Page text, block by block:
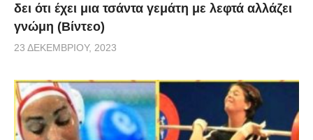
δει ότι έχει μια τσάντα γεμάτη με λεφτά αλλάζει
γνώμη (Βίντεο)
23 ΔΕΚΕΜΒΡΊΟΥ, 2023